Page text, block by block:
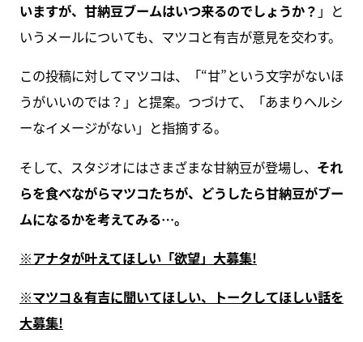
いますが、甘納豆ブームはいつ来るのでしょうか？ 」と
いうメールについても、マツコと有吉が意見を交わす。
この投稿に対してマツコは、「“甘”という文字がないほ
うがいいのでは？」と提案。つづけて、「あまりヘルシ
ーなイメージがない」と指摘する。
そして、スタジオにはさまざまな甘納豆が登場し、 それ
らを食べながらマツコたちが、どうしたら甘納豆がブー
ムになるかを考えてみる…。
※アナタが叶えてほしい「欲望」大募集!
※マツコ＆有吉に聞いてほしい、トークしてほしい話を
大募集!